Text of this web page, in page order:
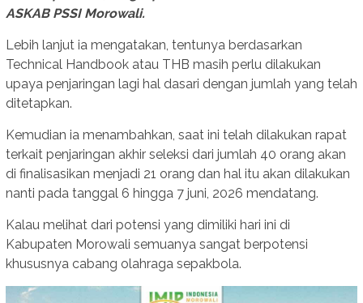
ASKAB PSSI Morowali.
Lebih lanjut ia mengatakan, tentunya berdasarkan
Technical Handbook atau THB masih perlu dilakukan
upaya penjaringan lagi hal dasari dengan jumlah yang telah
ditetapkan.
Kemudian ia menambahkan, saat ini telah dilakukan rapat
terkait penjaringan akhir seleksi dari jumlah 40 orang akan
di finalisasikan menjadi 21 orang dan hal itu akan dilakukan
nanti pada tanggal 6 hingga 7 juni, 2026 mendatang.
Kalau melihat dari potensi yang dimiliki hari ini di
Kabupaten Morowali semuanya sangat berpotensi
khususnya cabang olahraga sepakbola.